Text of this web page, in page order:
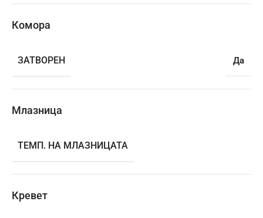
Комора
ЗАТВОРЕН Да
Млазница
ТЕМП. НА МЛАЗНИЦАТА
Кревет